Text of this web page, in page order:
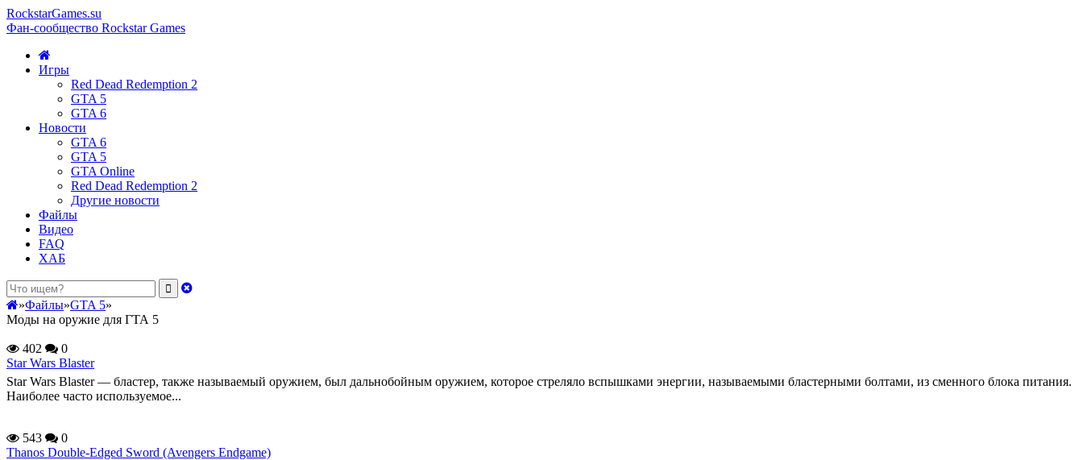
RockstarGames.su
Фан-сообщество Rockstar Games
Игры
Red Dead Redemption 2
GTA 5
GTA 6
Новости
GTA 6
GTA 5
GTA Online
Red Dead Redemption 2
Другие новости
Файлы
Видео
FAQ
ХАБ
»Файлы»GTA 5»
Моды на оружие для ГТА 5
402
0
Star Wars Blaster
Star Wars Blaster — бластер, также называемый оружием, был дальнобойным оружием, которое стреляло вспышками энергии, называемыми бластерными болтами, из сменного блока питания.
Наиболее часто используемое...
543
0
Thanos Double-Edged Sword (Avengers Endgame)